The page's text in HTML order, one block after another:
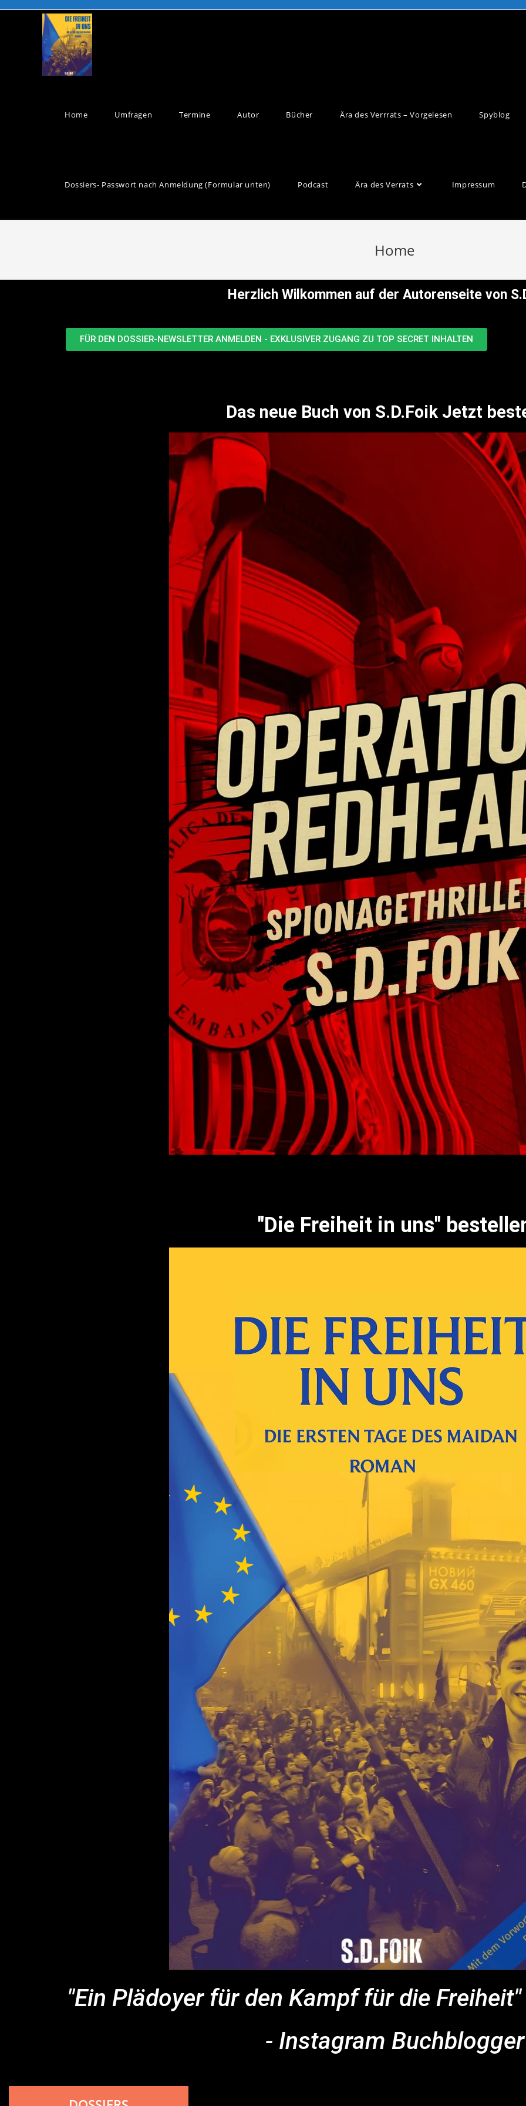
Home Umfragen Termine Autor Bücher Ära des Verrrats – Vorgelesen Spyblog
Dossiers- Passwort nach Anmeldung (Formular unten) Podcast Ära des Verrats Impressum
Home
Herzlich Wilkommen auf der Autorenseite von
FÜR DEN DOSSIER-NEWSLETTER ANMELDEN - EXKLUSIVER ZUGANG ZU TOP SECRET INHALTEN
Das neue Buch von S.D.Foik Jetzt
"Die Freiheit in uns"
"Ein Plädoyer für den Kampf für die
- Instagram Buchblogger